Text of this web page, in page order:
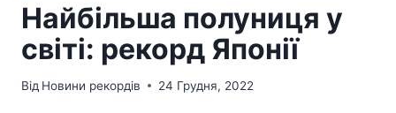
Найбільша полуниця у
світі: рекорд Японії
Від Новини рекордів 24 Грудня, 2022